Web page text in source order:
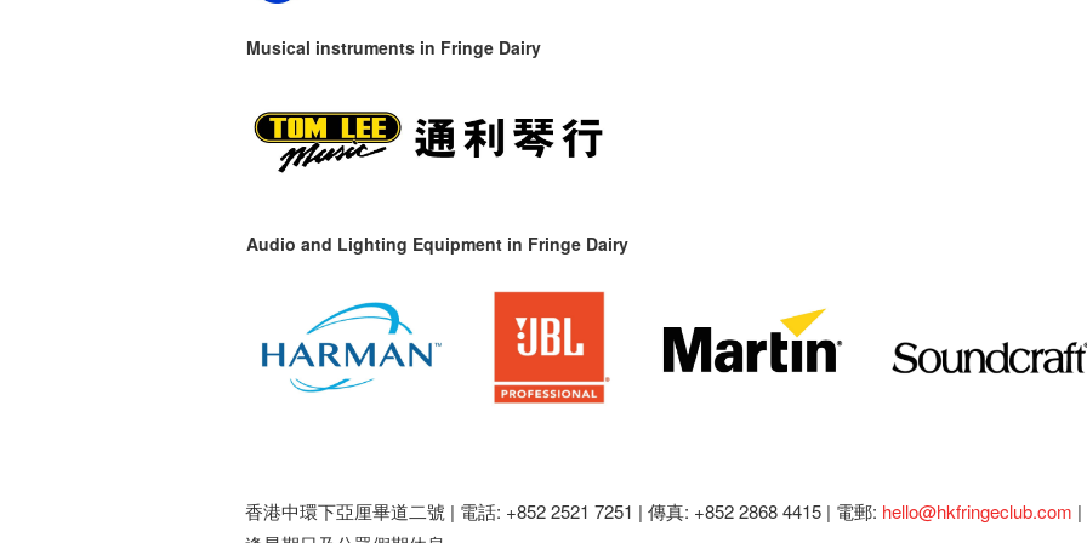
Musical instruments in Fringe Dairy
Audio and Lighting Equipment in Fringe Dairy
香港中環下亞厘畢道二號 | 電話: +852 2521 7251 | 傳真: +852 2868 4415 | 電郵: hello@hkfringeclub.com |